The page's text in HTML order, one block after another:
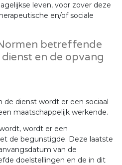
leven, voor zover deze
en/of sociale
betreffende
en de opvang
de dienst wordt er een sociaal
maatschappelijk werkende.
wordt er een
de begunstigde. Deze laatste
van de
doelstellingen en de in dit